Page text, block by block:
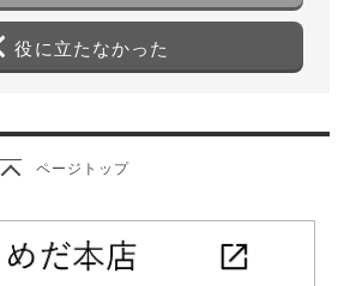
役に立たなかった
ページトップ